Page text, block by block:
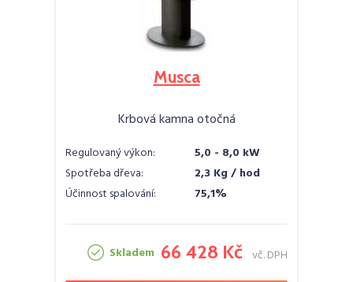
Musca
Krbová kamna otočná
Regulovaný výkon:
5,0 - 8,0 kW
Spotřeba dřeva:
2,3 Kg / hod
Účinnost spalování:
75,1%
Skladem 66 428 Kč vč. DPH